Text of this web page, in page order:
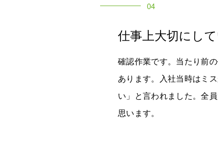
04
仕事上大切にし
確認作業です。当たり前
あります。入社当時はミ
い」と言われました。全
思います。